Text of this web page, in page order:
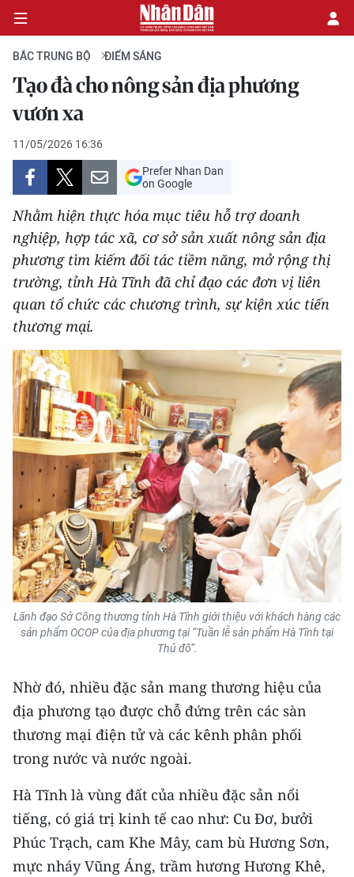
CHÍNH TRỊ
KINH TẾ
VĂN HÓA
XÃ HỘI
PHÁP LUẬT
DU LỊCH
THẾ GIỚI
THỂ THAO
GIÁO DỤC
Y TẾ
KHOA HỌC - CÔNG NGHỆ
MÔI TRƯỜNG
BẠN ĐỌC
KIỂM CHỨNG THÔNG TIN
TRI THỨC CHUYÊN SÂU
54 DÂN TỘC VIỆT NAM
CHƯƠNG TRÌNH OCOP - MỖI XÃ
MỘT SẢN PHẨM
RADIO
MEDIA CENTER
E-Magazine
BẮC TRUNG BỘ ĐIỂM SÁNG
Tạo đà cho nông sản địa phương
vươn xa
11/05/2026 16:36
Prefer Nhan Dan
on Google
Nhằm hiện thực hóa mục tiêu hỗ trợ doanh
nghiệp, hợp tác xã, cơ sở sản xuất nông sản địa
phương tìm kiếm đối tác tiềm năng, mở rộng thị
trường, tỉnh Hà Tĩnh đã chỉ đạo các đơn vị liên
quan tổ chức các chương trình, sự kiện xúc tiến
thương mại.
Lãnh đạo Sở Công thương tỉnh Hà Tĩnh giới thiệu với khách hàng các
sản phẩm OCOP của địa phương tại “Tuần lễ sản phẩm Hà Tĩnh tại
Thủ đô”.
Nhờ đó, nhiều đặc sản mang thương hiệu của
địa phương tạo được chỗ đứng trên các sàn
thương mại điện tử và các kênh phân phối
trong nước và nước ngoài.
Hà Tĩnh là vùng đất của nhiều đặc sản nổi
tiếng, có giá trị kinh tế cao như: Cu Đơ, bưởi
Phúc Trạch, cam Khe Mây, cam bù Hương Sơn,
mực nháy Vũng Áng, trầm hương Hương Khê,